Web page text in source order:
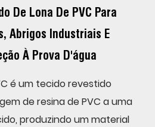
De Lona De PVC Para
Abrigos Industriais E
À Prova D'água
é um tecido revestido
de resina de PVC a uma
produzindo um material